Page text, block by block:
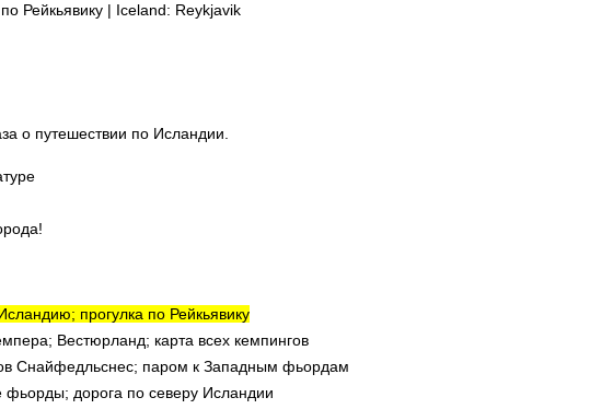
Рейкьявику | Iceland: Reykjavik
о путешествии по Исландии.
прогулка по Рейкьявику
Вестюрланд; карта всех кемпингов
Снайфедльснес; паром к Западным фьордам
фьорды; дорога по северу Исландии